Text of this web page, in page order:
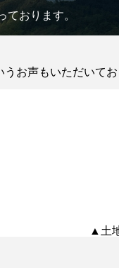
おります。
うお声もいただいて
▲土